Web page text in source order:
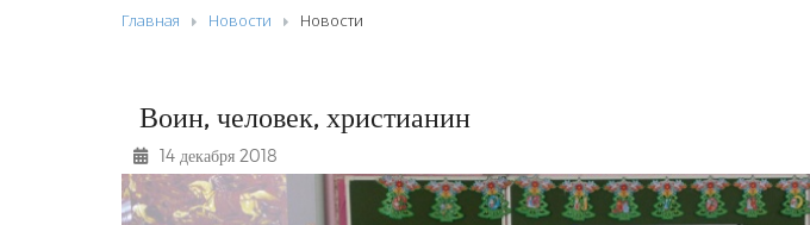
Главная Новости Новости
Воин, человек, христианин
14 декабря 2018